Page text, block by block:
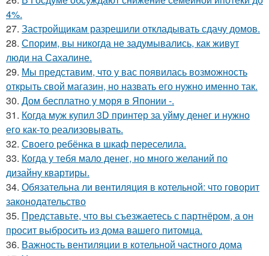
4%.
27. Застройщикам разрешили откладывать сдачу домов.
28. Спорим, вы никогда не задумывались, как живут
люди на Сахалине.
29. Мы представим, что у вас появилась возможность
открыть свой магазин, но назвать его нужно именно так.
30. Дом бесплатно у моря в Японии -.
31. Когда муж купил 3D принтер за уйму денег и нужно
его как-то реализовывать.
32. Своего ребёнка в шкаф переселила.
33. Когда у тебя мало денег, но много желаний по
дизайну квартиры.
34. Обязательна ли вентиляция в котельной: что говорит
законодательство
35. Представьте, что вы съезжаетесь с партнёром, а он
просит выбросить из дома вашего питомца.
36. Важность вентиляции в котельной частного дома